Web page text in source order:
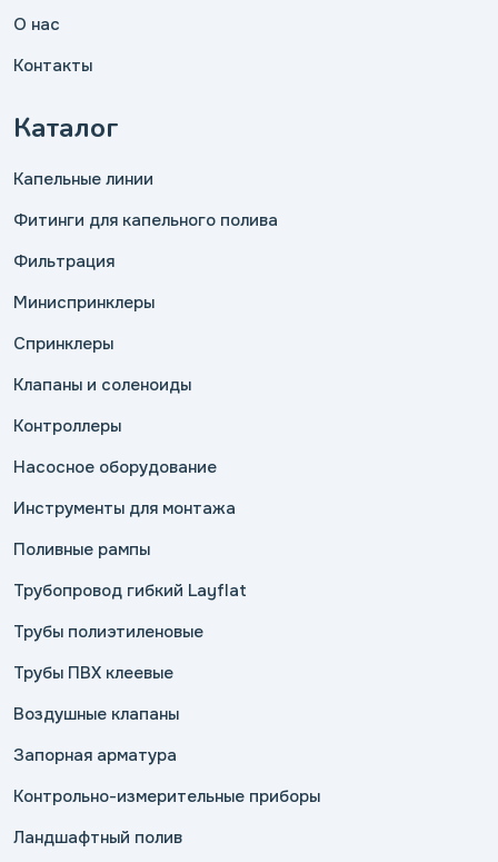
О нас
Контакты
Каталог
Капельные линии
Фитинги для капельного полива
Фильтрация
Миниспринклеры
Спринклеры
Клапаны и соленоиды
Контроллеры
Насосное оборудование
Инструменты для монтажа
Поливные рампы
Трубопровод гибкий Layflat
Трубы полиэтиленовые
Трубы ПВХ клеевые
Воздушные клапаны
Запорная арматура
Контрольно-измерительные приборы
Ландшафтный полив